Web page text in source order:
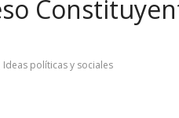
Ideas políticas y sociales